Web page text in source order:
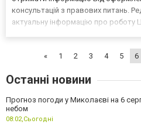
консультацій з правових питань.
актуальну інформацію про
наступним...
« 1 2 3 4 5 6
Останні новини
Прогноз погоди у Миколаєві на 6
небом
08:02,Сьогодні